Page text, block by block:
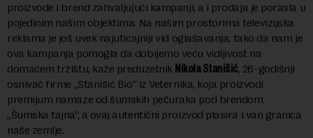
proizvode i brend zahvaljujući kampanji, a i prodaja je porasla u
pojedinim našim objektima. Na našim prostorima televizijska
reklama je još uvek najuticajniji vid oglašavanja, tako da nam je
ova kampanja pomogla da dobijemo veću vidljivost na
domaćem tržištu, kaže preduzetnik Nikola Stanišić, 26-godišnji
osnivač firme „Stanišić Bio“ iz Veternika, koja proizvodi
premijum namaze od šumskih pečuraka pod brendom
„Šumska tajna“, a ovaj autentični proizvod plasira i van granica
naše zemlje.